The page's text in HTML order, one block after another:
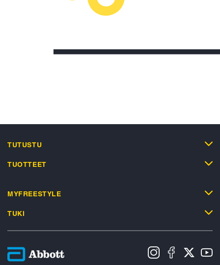
TUTUSTU
TUOTTEET
MYFREESTYLE
TUKI